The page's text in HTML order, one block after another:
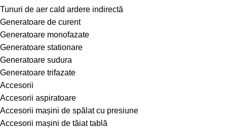
Tunuri de aer cald ardere indirectă
Generatoare de curent
Generatoare monofazate
Generatoare stationare
Generatoare sudura
Generatoare trifazate
Accesorii
Accesorii aspiratoare
Accesorii mașini de spălat cu presiune
Accesorii mașini de tăiat tablă